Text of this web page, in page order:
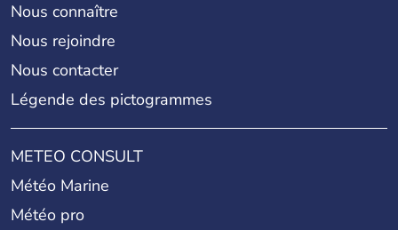
Nous connaître
Nous rejoindre
Nous contacter
Légende des pictogrammes
METEO CONSULT
Météo Marine
Météo pro